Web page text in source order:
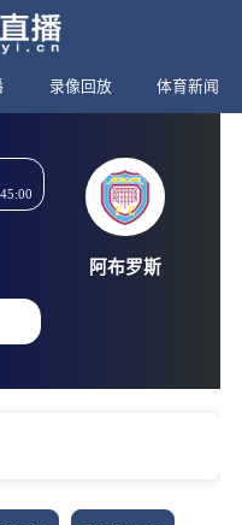
录像回放 体育新闻
苏冠
05-06 02:45:00
:
完赛